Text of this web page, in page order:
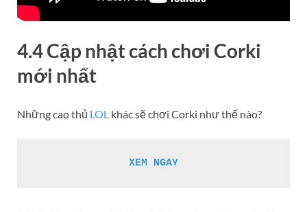
4.4 Cập nhật cách chơi Corki
mới nhất
Những cao thủ LOL khác sẽ chơi Corki như thế nào?
XEM NGAY